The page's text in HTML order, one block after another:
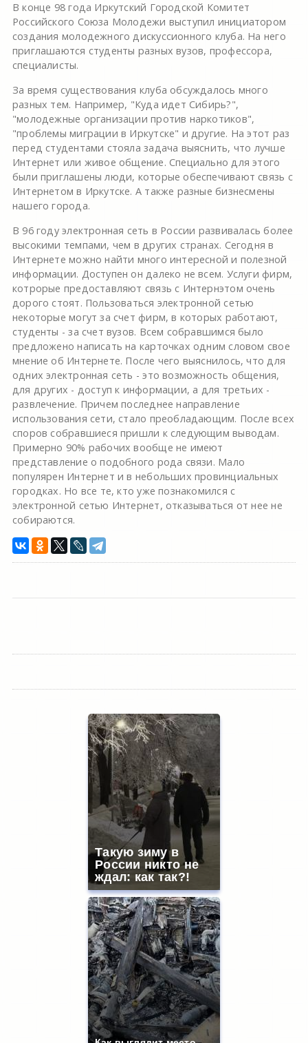
В конце 98 года Иркутский Городской Комитет
Российского Союза Молодежи выступил инициатором
создания молодежного дискуссионного клуба. На него
приглашаются студенты разных вузов, профессора,
специалисты.
За время существования клуба обсуждалось много
разных тем. Например, "Куда идет Сибирь?",
"молодежные организации против наркотиков",
"проблемы миграции в Иркутске" и другие. На этот раз
перед студентами стояла задача выяснить, что лучше
Интернет или живое общение. Специально для этого
были приглашены люди, которые обеспечивают связь с
Интернетом в Иркутске. А также разные бизнесмены
нашего города.
В 96 году электронная сеть в России развивалась более
высокими темпами, чем в других странах. Сегодня в
Интернете можно найти много интересной и полезной
информации. Доступен он далеко не всем. Услуги фирм,
котрорые предоставляют связь с Интернэтом очень
дорого стоят. Пользоваться электронной сетью
некоторые могут за счет фирм, в которых работают,
студенты - за счет вузов. Всем собравшимся было
предложено написать на карточках одним словом свое
мнение об Интернете. После чего выяснилось, что для
одних электронная сеть - это возможность общения,
для других - доступ к информации, а для третьих -
развлечение. Причем последнее направление
использования сети, стало преобладающим. После всех
споров собравшиеся пришли к следующим выводам.
Примерно 90% рабочих вообще не имеют
представление о подобного рода связи. Мало
популярен Интернет и в небольших провинциальных
городках. Но все те, кто уже познакомился с
электронной сетью Интернет, отказываться от нее не
собираются.
Такую зиму в
России никто не
ждал: как так?!